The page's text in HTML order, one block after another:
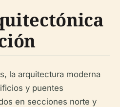
la arquitectura moderna
y puentes
en secciones norte y